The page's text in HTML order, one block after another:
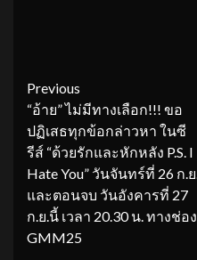
Continue
Reading
Previous
“อ้าย” ไม่มีทางเลือก!!! ขอ
ปฏิเสธทุกข้อกล่าวหา ในซี
รีส์ “ด้วยรักและหักหลัง P.S. I
Hate You” วันจันทร์ที่ 26 ก.ย.
และตอนจบ วันอังคารที่ 27
ก.ย.นี้ เวลา 20.30 น. ทางช่อง
GMM25